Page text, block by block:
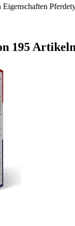
Eigenschaften
195 Artikeln